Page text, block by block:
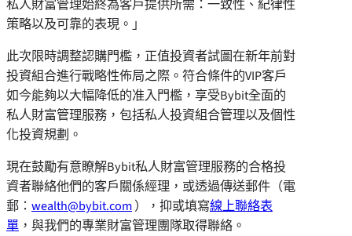
私人財富管理始終為客戶提供所需：一致性、紀律性
策略以及可靠的表現。」
此次限時調整認購門檻，正值投資者試圖在新年前對
投資組合進行戰略性佈局之際。符合條件的VIP客戶
如今能夠以大幅降低的准入門檻，享受Bybit全面的
私人財富管理服務，包括私人投資組合管理以及個性
化投資規劃。
現在鼓勵有意瞭解Bybit私人財富管理服務的合格投
資者聯絡他們的客戶關係經理，或透過傳送郵件（電
郵： wealth@bybit.com），抑或填寫線上聯絡表
單 ，與我們的專業財富管理團隊取得聯絡。